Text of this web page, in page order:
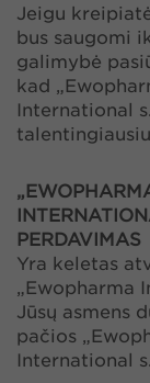
Jeigu
bus saugomi
galimybė
kad
International
PERDAVIMAS
Yra keletas
„Ewopharma
Jūsų asmens
pačios
International